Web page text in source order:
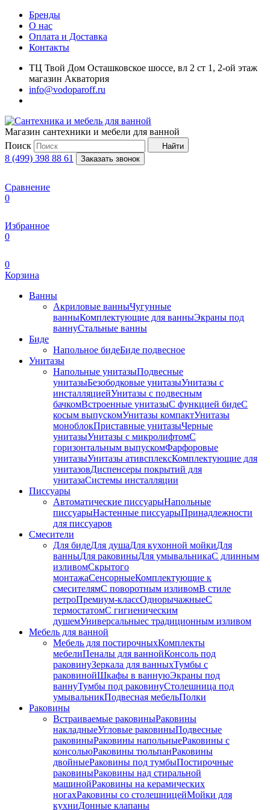
Бренды
О нас
Оплата и Доставка
Контакты
ТЦ Твой Дом Осташковское шоссе, вл 2 ст 1, 2-ой этаж
магазин Акватория
info@vodoparoff.ru
Магазин сантехники и мебели для ванной
Поиск
Найти
8 (499) 398 88 61 Заказать звонок
Сравнение
0
Избранное
0
0
Корзина
Ванны
Акриловые ванныЧугунные
ванныКомплектующие для ванныЭкраны под
ваннуСтальные ванны
Биде
Напольное бидеБиде пoдвеснoе
Унитазы
Напольные унитазыПодвесные
унитазыБезободковые унитазыУнитазы с
инсталляциейУнитазы с подвесным
бачкомВстроенные унитазыС функцией бидеС
косым выпускомУнитазы компактУнитазы
моноблокПриставные унитазыЧерные
унитазыУнитазы с микролифтомC
горизонтальным выпускомФарфоровые
унитазыУнитазы ативсплексКомплектующие для
унитазовДиспенсеры покрытий для
унитазаСистемы инсталляции
Писсуары
Автоматические писсуарыНапольные
писсуарыНастенные писсуарыПринадлежности
для писсуаров
Смесители
Для бидеДля душаДля кухонной мойкиДля
ванныДля раковиныДля умывальникаС длинным
изливомСкрытого
монтажаСенсорныеКомплектующие к
смесителямС поворотным изливомВ стиле
ретроПремиум-классОднорычажныеС
термостатомС гигиеническим
душемУниверсальныес традиционным изливом
Мебель для ванной
Мебель для постирочныхКомплекты
мебелиПеналы для ваннойКонсоль под
раковинуЗеркала для ванныхТумбы с
раковинойШкафы в ваннуюЭкраны под
ваннуТумбы под раковинуСтолешница под
умывальникПодвесная мебельПолки
Раковины
Встраиваемые раковиныРаковины
накладныеУгловые раковиныПодвесные
раковиныРаковины напольныеРаковины с
консольюРаковины тюльпанРаковины
двойныеРаковины под тумбыПостирочные
раковиныРаковины над стиральной
машинойРаковины на керамических
ногахРаковины со столешницейМойки для
кухниДонные клапаны